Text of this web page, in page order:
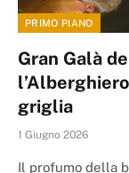
PRIMO PIANO
Gran Galà
griglia
1 Giugno 2026
Il profumo della